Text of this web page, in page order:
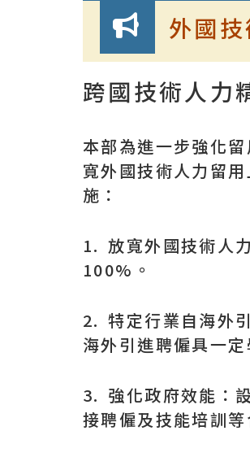
外國
跨國技術人力
本部為進一步強化
寬外國技術人力留
施：
1. 放寬外國技術人
100%。
2. 特定行業自海外
海外引進聘僱具一
3. 強化政府效能：
接聘僱及技能培訓等